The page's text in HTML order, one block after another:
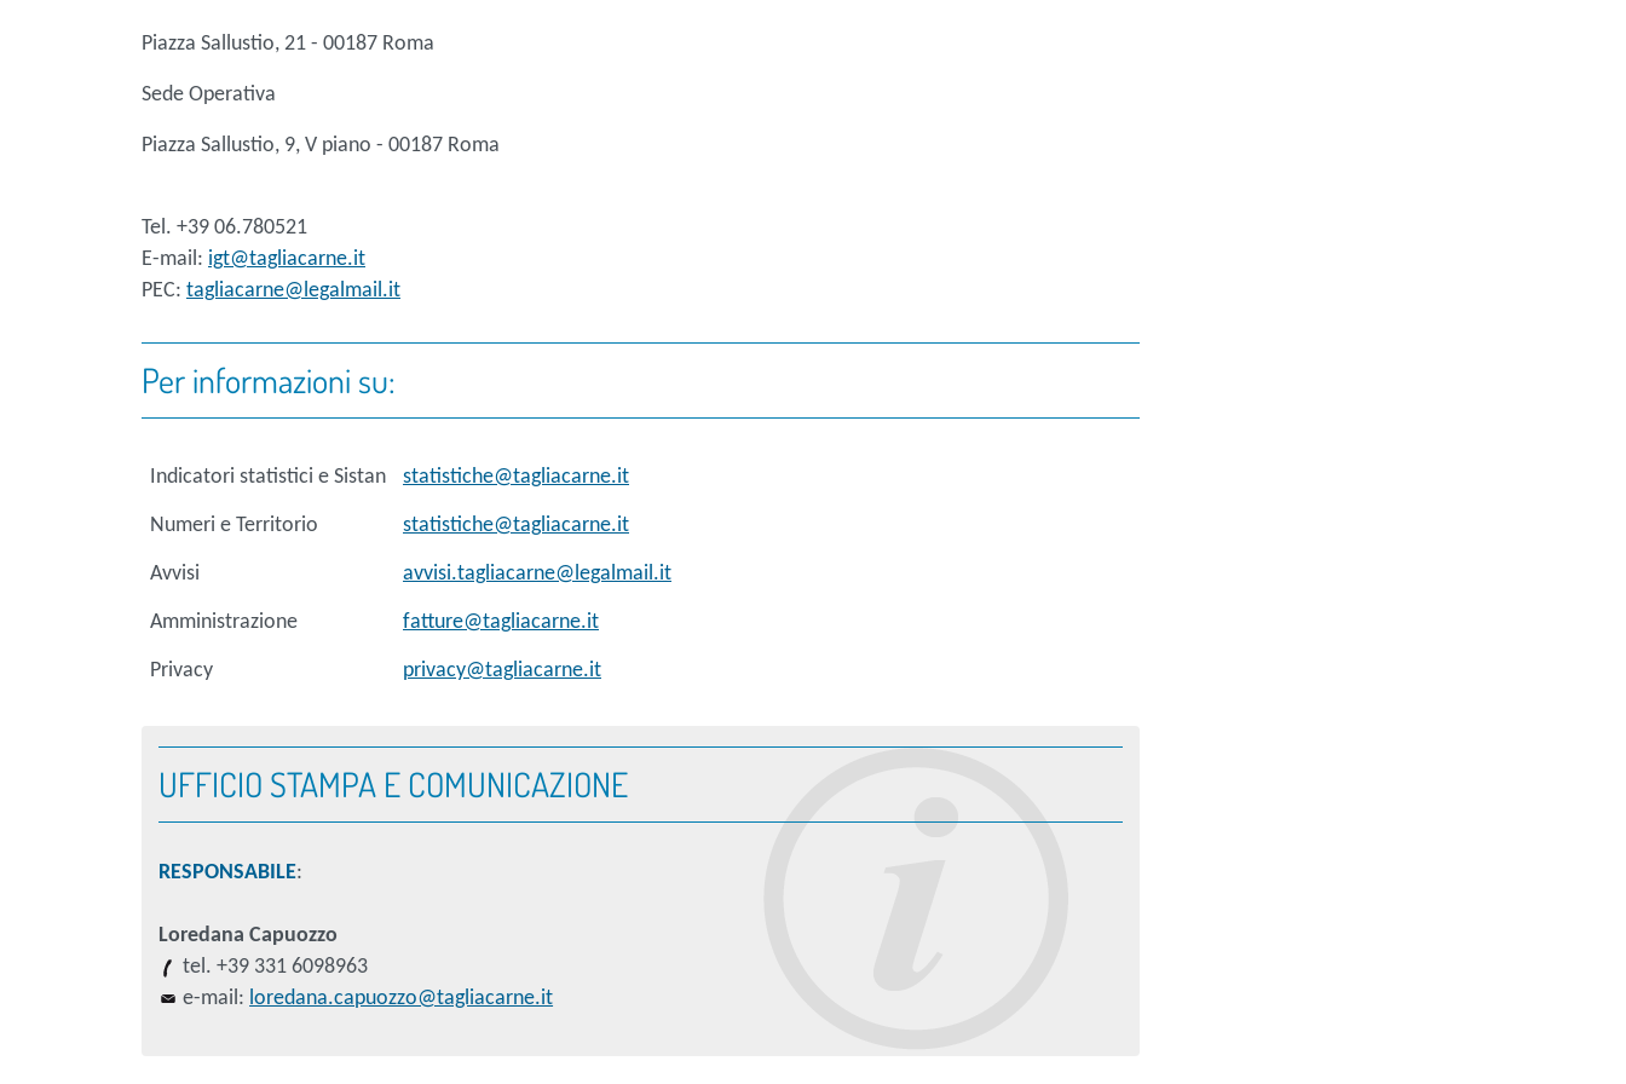
Piazza Sallustio, 21 - 00187 Roma
Sede Operativa
Piazza Sallustio, 9, V piano - 00187 Roma
Tel. +39 06.780521
E-mail: igt@tagliacarne.it
PEC: tagliacarne@legalmail.it
Per informazioni su:
Indicatori statistici e Sistan statistiche@tagliacarne.it
Numeri e Territorio statistiche@tagliacarne.it
Avvisi avvisi.tagliacarne@legalmail.it
Amministrazione fatture@tagliacarne.it
Privacy privacy@tagliacarne.it
UFFICIO STAMPA E COMUNICAZIONE
RESPONSABILE:
Loredana Capuozzo
tel. +39 331 6098963
e-mail: loredana.capuozzo@tagliacarne.it